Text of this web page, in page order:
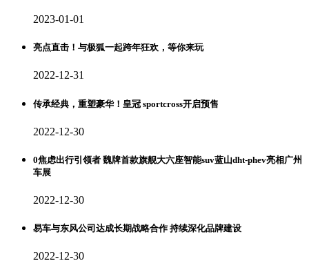
2023-01-01
亮点直击！与极狐一起跨年狂欢，等你来玩
2022-12-31
传承经典，重塑豪华！皇冠 sportcross开启预售
2022-12-30
0焦虑出行引领者 魏牌首款旗舰大六座智能suv蓝山dht-phev亮相广州
车展
2022-12-30
易车与东风公司达成长期战略合作 持续深化品牌建设
2022-12-30